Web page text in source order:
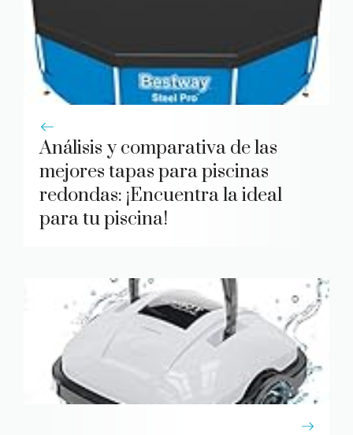
Análisis y comparativa de las
mejores tapas para piscinas
redondas: ¡Encuentra la ideal
para tu piscina!